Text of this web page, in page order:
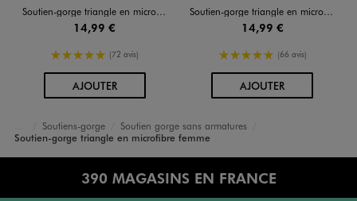
Soutien-gorge triangle en microfibre femme
14,99 €
5/5 de moyenne
(72 avis)
AJOUTERAU PANIER
Soutien-gorge triangle en microfibre femme
14,99 €
5/5 de moyenne
(66 avis)
AJOUTERAU PANIER
Accueil
Femme
Lingerie
Soutiens-gorge
Soutien gorge sans armatures
Soutien-gorge triangle en microfibre femme
390 MAGASINS EN FRANCE